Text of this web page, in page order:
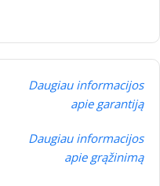
Daugiau informacijos
apie garantiją
Daugiau informacijos
apie grąžinimą